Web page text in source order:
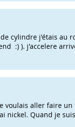
cylindre j'étais au
:) ). j'accelere
voulais aller faire
nickel. Quand je